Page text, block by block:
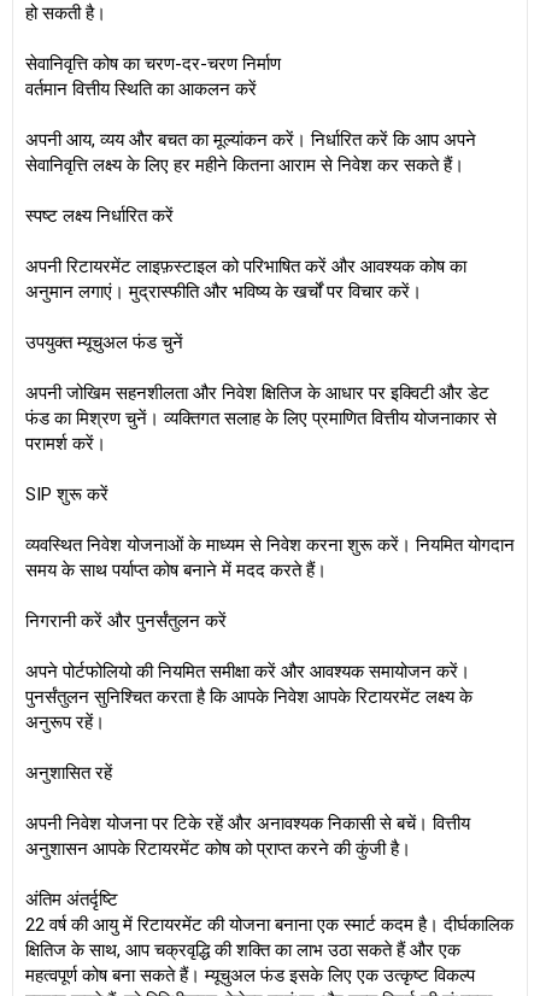
हो सकती है।
सेवानिवृत्ति कोष का चरण-दर-चरण निर्माण
वर्तमान वित्तीय स्थिति का आकलन करें
अपनी आय, व्यय और बचत का मूल्यांकन करें। निर्धारित करें कि आप अपने
सेवानिवृत्ति लक्ष्य के लिए हर महीने कितना आराम से निवेश कर सकते हैं।
स्पष्ट लक्ष्य निर्धारित करें
अपनी रिटायरमेंट लाइफ़स्टाइल को परिभाषित करें और आवश्यक कोष का
अनुमान लगाएं। मुद्रास्फीति और भविष्य के खर्चों पर विचार करें।
उपयुक्त म्यूचुअल फंड चुनें
अपनी जोखिम सहनशीलता और निवेश क्षितिज के आधार पर इक्विटी और डेट
फंड का मिश्रण चुनें। व्यक्तिगत सलाह के लिए प्रमाणित वित्तीय योजनाकार से
परामर्श करें।
SIP शुरू करें
व्यवस्थित निवेश योजनाओं के माध्यम से निवेश करना शुरू करें। नियमित योगदान
समय के साथ पर्याप्त कोष बनाने में मदद करते हैं।
निगरानी करें और पुनर्संतुलन करें
अपने पोर्टफोलियो की नियमित समीक्षा करें और आवश्यक समायोजन करें।
पुनर्संतुलन सुनिश्चित करता है कि आपके निवेश आपके रिटायरमेंट लक्ष्य के
अनुरूप रहें।
अनुशासित रहें
अपनी निवेश योजना पर टिके रहें और अनावश्यक निकासी से बचें। वित्तीय
अनुशासन आपके रिटायरमेंट कोष को प्राप्त करने की कुंजी है।
अंतिम अंतर्दृष्टि
22 वर्ष की आयु में रिटायरमेंट की योजना बनाना एक स्मार्ट कदम है। दीर्घकालिक
क्षितिज के साथ, आप चक्रवृद्धि की शक्ति का लाभ उठा सकते हैं और एक
महत्वपूर्ण कोष बना सकते हैं। म्यूचुअल फंड इसके लिए एक उत्कृष्ट विकल्प